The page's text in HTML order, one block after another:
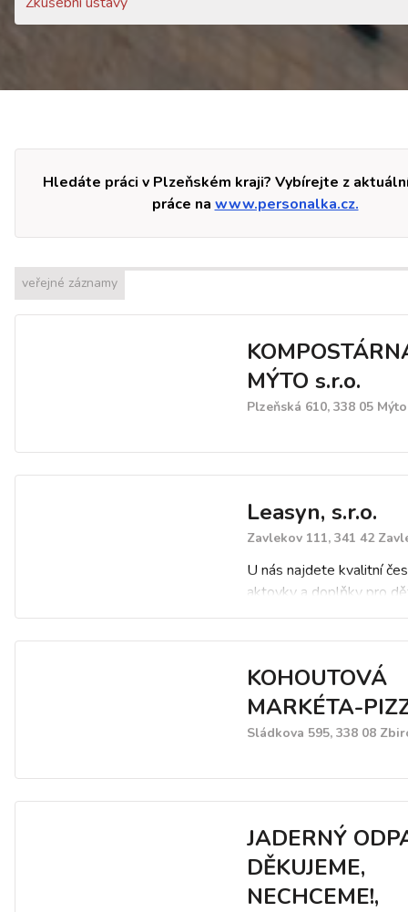
Hledáte práci v Plzeňském kraji? Vybírejte z
práce na www.personalka.cz.
veřejné záznamy
MÝTO s.r.o.
Plzeňská 610, 338 05 Mýto
Leasyn, s.r.o.
Zavlekov 111, 341 42
U nás najdete kvalitní
aktovky a doplňky pro
KOHOUTOVÁ
MARKÉTA-
Sládkova 595, 338 08
JADERNÝ
DĚKUJEME,
NECHCEME!,